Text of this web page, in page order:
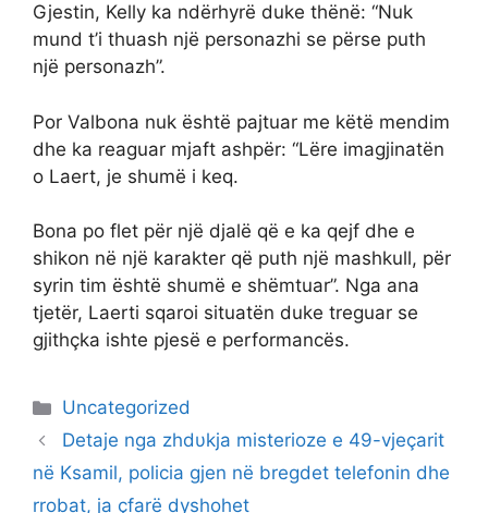
Gjestin, Kelly ka ndërhyrë duke thënë: “Nuk
mund t’i thuash një personazhi se përse puth
një personazh”.
Por Valbona nuk është pajtuar me këtë mendim
dhe ka reaguar mjaft ashpër: “Lëre imagjinatën
o Laert, je shumë i keq.
Bona po flet për një djalë që e ka qejf dhe e
shikon në një karakter që puth një mashkull, për
syrin tim është shumë e shëmtuar”. Nga ana
tjetër, Laerti sqaroi situatën duke treguar se
gjithçka ishte pjesë e performancës.
Categories
Uncategorized
Detaje nga zhdυkja misterioze e 49-vjeçarit
në Ksamil, policia gjen në bregdet telefonin dhe
rrobat, ja çfarë dyshohet